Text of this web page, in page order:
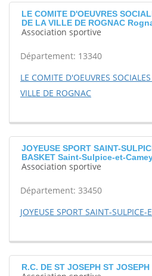
LE COMITE D'OEUVRES
DE LA VILLE DE ROGNAC
Association sportive
Département: 13340
LE COMITE D'OEUVRES
VILLE DE ROGNAC
JOYEUSE SPORT SAINT-
BASKET Saint-Sulpice-et-
Association sportive
Département: 33450
JOYEUSE SPORT SAINT-
R.C. DE ST JOSEPH ST JOSEPH